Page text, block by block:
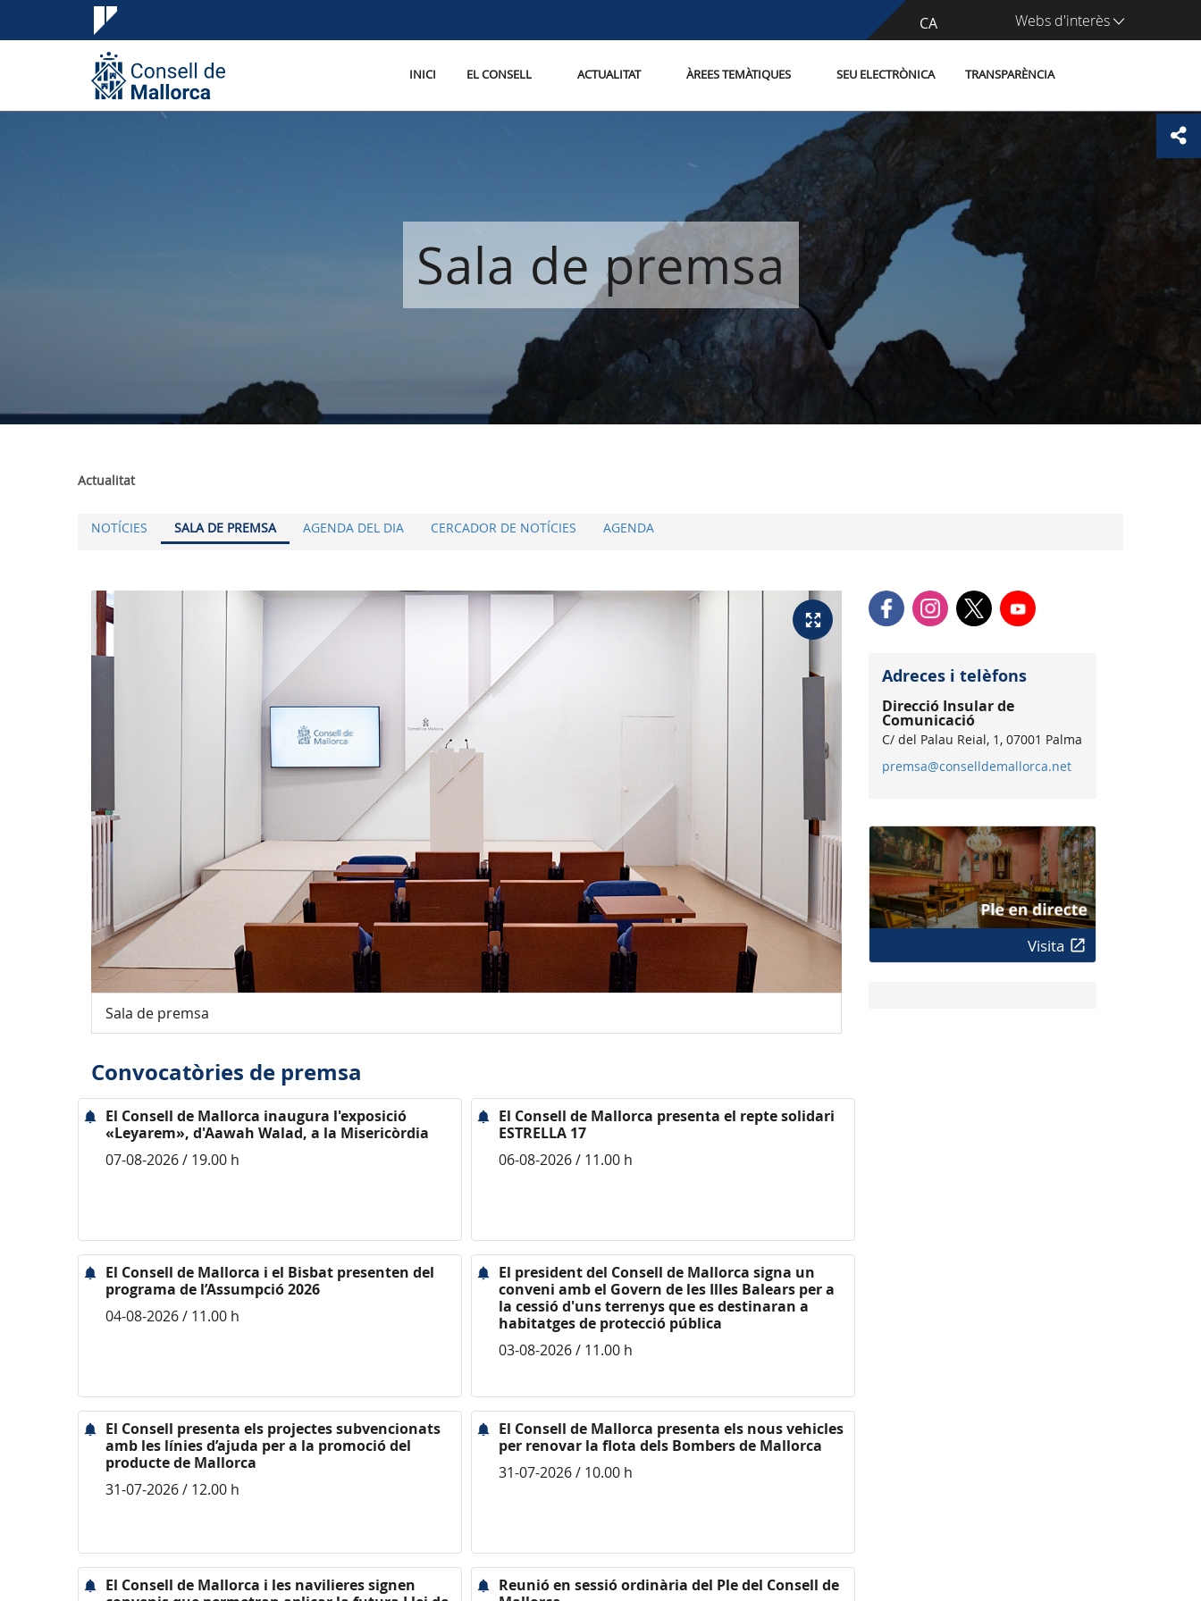
CA
ES Webs d'interès
INICI EL CONSELL ACTUALITAT ÀREES TEMÀTIQUES SEU ELECTRÒNICA TRANSPARÈNCIA
Sala de premsa
Actualitat
NOTÍCIES SALA DE PREMSA AGENDA DEL DIA CERCADOR DE NOTÍCIES AGENDA
Sala de premsa
Convocatòries de premsa
El Consell de Mallorca inaugura l'exposició
«Leyarem», d'Aawah Walad, a la Misericòrdia
07-08-2026 / 19.00 h
El Consell de Mallorca presenta el repte solidari
ESTRELLA 17
06-08-2026 / 11.00 h
El Consell de Mallorca i el Bisbat presenten del
programa de l’Assumpció 2026
04-08-2026 / 11.00 h
El president del Consell de Mallorca signa un
conveni amb el Govern de les Illes Balears per a
la cessió d'uns terrenys que es destinaran a
habitatges de protecció pública
03-08-2026 / 11.00 h
El Consell presenta els projectes subvencionats
amb les línies d’ajuda per a la promoció del
producte de Mallorca
31-07-2026 / 12.00 h
El Consell de Mallorca presenta els nous vehicles
per renovar la flota dels Bombers de Mallorca
31-07-2026 / 10.00 h
El Consell de Mallorca i les navilieres signen
Reunió en sessió ordinària del Ple del Consell de
Adreces i telèfons
Direcció Insular de
Comunicació
C/ del Palau Reial, 1, 07001 Palma
premsa@conselldemallorca.net
Visita